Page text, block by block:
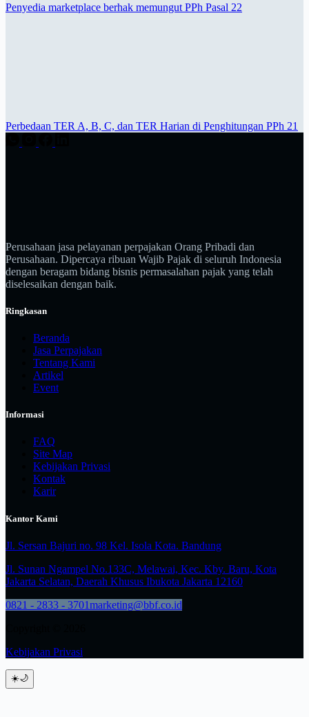
Penyedia marketplace berhak memungut PPh Pasal 22
Perbedaan TER A, B, C, dan TER Harian di Penghitungan PPh 21
Perusahaan jasa pelayanan perpajakan Orang Pribadi dan
Perusahaan. Dipercaya ribuan Wajib Pajak di seluruh Indonesia
dengan beragam bidang bisnis permasalahan pajak yang telah
diselesaikan dengan baik.
Ringkasan
Beranda
Jasa Perpajakan
Tentang Kami
Artikel
Event
Informasi
FAQ
Site Map
Kebijakan Privasi
Kontak
Karir
Kantor Kami
Jl. Sersan Bajuri no. 98 Kel. Isola Kota. Bandung
Jl. Sunan Ngampel No.133C, Melawai, Kec. Kby. Baru, Kota
Jakarta Selatan, Daerah Khusus Ibukota Jakarta 12160
0821 - 2833 - 3701marketing@bbf.co.id
Kebijakan Privasi
☀️🌙